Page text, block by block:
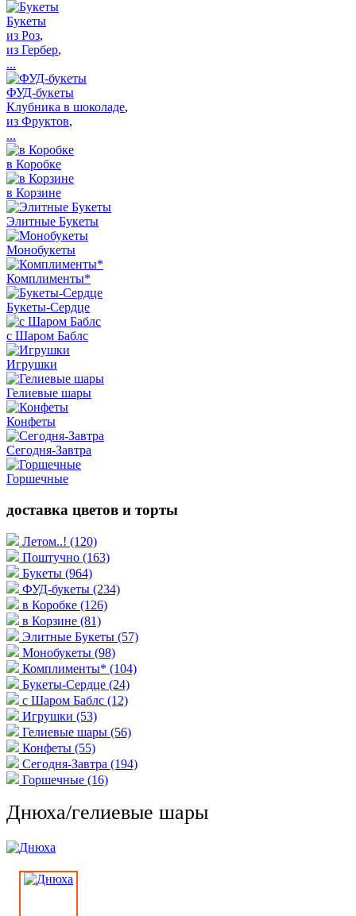
Букеты
из Роз,
из Гербер,
...
ФУД-букеты
Клубника в шоколаде,
из Фруктов,
...
в Коробке
в Корзине
Элитные Букеты
Монобукеты
Комплименты*
Букеты-Сердце
с Шаром Баблс
Игрушки
Гелиевые шары
Конфеты
Сегодня-Завтра
Горшечные
доставка цветов и торты
Летом..! (120)
Поштучно (163)
Букеты (964)
ФУД-букеты (234)
в Коробке (126)
в Корзине (81)
Элитные Букеты (57)
Монобукеты (98)
Комплименты* (104)
Букеты-Сердце (24)
с Шаром Баблс (12)
Игрушки (53)
Гелиевые шары (56)
Конфеты (55)
Сегодня-Завтра (194)
Горшечные (16)
Днюха/гелиевые шары